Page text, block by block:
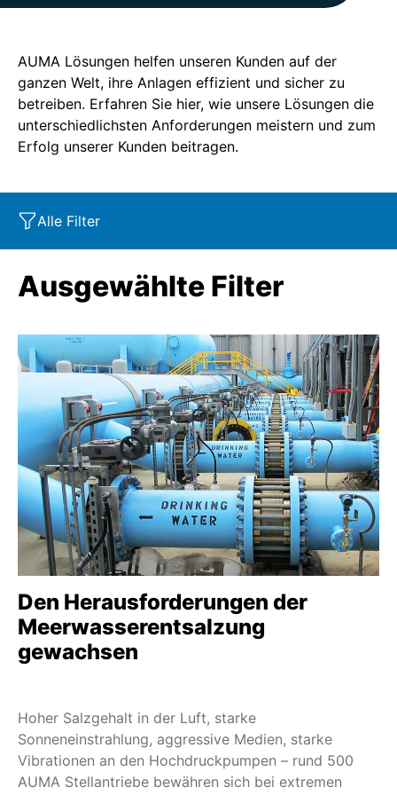
AUMA Lösungen helfen unseren Kunden auf der
ganzen Welt, ihre Anlagen effizient und sicher zu
betreiben. Erfahren Sie hier, wie unsere Lösungen die
unterschiedlichsten Anforderungen meistern und zum
Erfolg unserer Kunden beitragen.
Alle Filter
Marktsegment
Marine
Oil & Gas
Power
Water
Nuclear
Eigenschaften
SIL
Korrosionsschutz
Service - Retrofit
Explosionsschutz
Service - Field Services
Service - Instandhaltung
Extreme Temperaturen
Nachhaltigkeit
Service - alle Dienstleistungen
Profinet
Profibus DP
Produkt
SAV
SA und LE
PROFOX PF-M
SA und GHT
SA und GK
SAR-UW
SAEx
SAVEx
SV+MEC
SVM/SVMR
TIGRON TR-M
FQM/FQMEx
Ausgewählte Filter
Den Herausforderungen der
Meerwasserentsalzung
gewachsen
Hoher Salzgehalt in der Luft, starke
Sonneneinstrahlung, aggressive Medien, starke
Vibrationen an den Hochdruckpumpen – rund 500
AUMA Stellantriebe bewähren sich bei extremen